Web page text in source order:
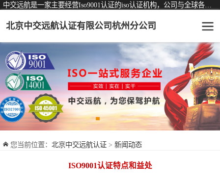
北京中交远航认证有限公司杭州分公司
您当前位置： 北京中交远航认证 > 新闻动态
ISO9001认证特点和益处
认证服务 可从事认证业务一览表
ISO9001质量管理体系认证
ISO14001环境管理体系认证
ISO45001职业健康安全管理体系认证
交通运输服务认证
ISO27001信息安全管理体系认证